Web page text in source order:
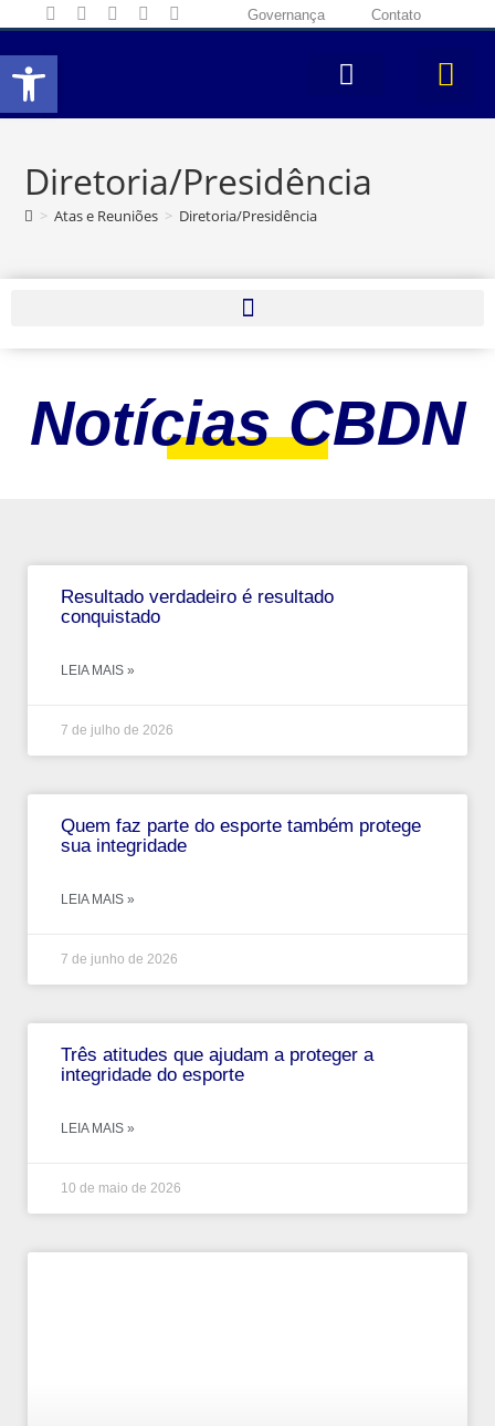
Abrir a barra de ferramentas
Governança Contato
Diretoria/Presidência
> Atas e Reuniões > Diretoria/Presidência
Notícias CBDN
Resultado verdadeiro é resultado
conquistado
LEIA MAIS »
7 de julho de 2026
Quem faz parte do esporte também protege
sua integridade
LEIA MAIS »
7 de junho de 2026
Três atitudes que ajudam a proteger a
integridade do esporte
LEIA MAIS »
10 de maio de 2026